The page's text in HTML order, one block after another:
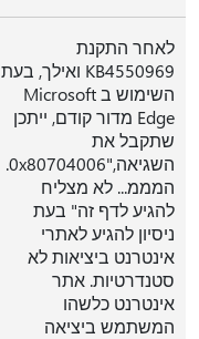
לאחר התקנת
KB4550969 ואילך, בעת
השימוש ב Microsoft
Edge מדור קודם, ייתכן
שתקבל את
השגיאה,"0x80704006.
המממ... לא מצליח
להגיע לדף זה" בעת
ניסיון להגיע לאתרי
אינטרנט ביציאות לא
סטנדרטיות. אתר
אינטרנט כלשהו
המשתמש ביציאה